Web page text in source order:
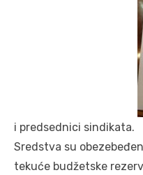
i predsednici sindikata.
Sredstva su
tekuće budžetske